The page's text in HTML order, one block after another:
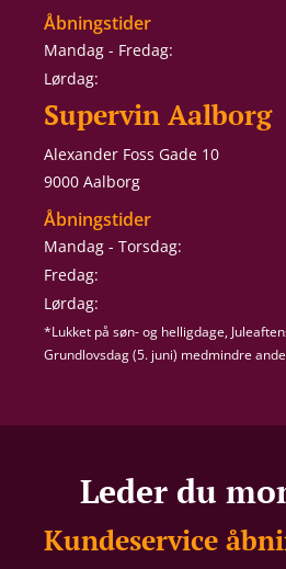
Åbningstider
Mandag - Fredag:
Lørdag:
Supervin Aalborg
Alexander Foss Gade 10
9000 Aalborg
Åbningstider
Mandag - Torsdag:
Fredag:
Lørdag:
*Lukket på søn- og helligdage,
Grundlovsdag (5. juni) medmindre
Leder du
Kundeservice